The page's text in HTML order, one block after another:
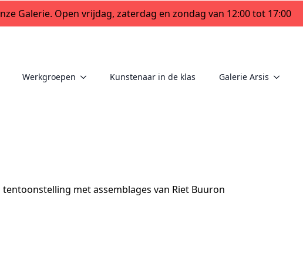
Galerie. Open vrijdag, zaterdag en zondag van 12:00 tot 17:00
Werkgroepen Kunstenaar in de klas Galerie Arsis
tentoonstelling met assemblages van Riet Buuron